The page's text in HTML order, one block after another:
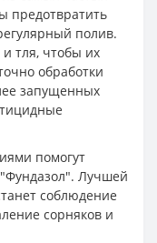
предотвратить
полив.
тля, чтобы их
обработки
запущенных
помогут
Лучшей
соблюдение
сорняков и